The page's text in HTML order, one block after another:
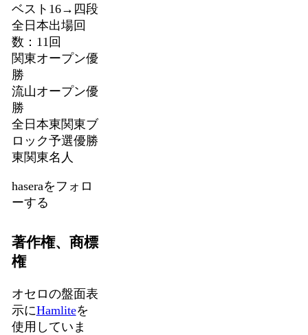
ベスト16→四段
全日本出場回
数：11回
関東オープン優
勝
流山オープン優
勝
全日本東関東ブ
ロック予選優勝
東関東名人
haseraをフォロ
ーする
著作権、商標
権
オセロの盤面表
示にHamliteを
使用していま